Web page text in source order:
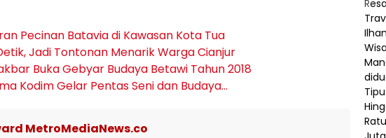
Pecinan Batavia di Kawasan Kota Tua
Jadi Tontonan Menarik Warga Cianjur
Buka Gebyar Budaya Betawi Tahun 2018
Kodim Gelar Pentas Seni dan Budaya…
MetroMediaNews.co